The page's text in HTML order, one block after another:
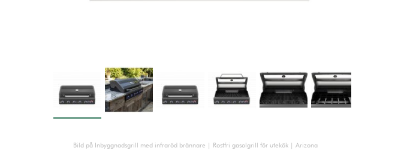
Bild på Inbyggnadsgrill med infraröd brännare | Rostfri gasolgrill för utekök | Arizona